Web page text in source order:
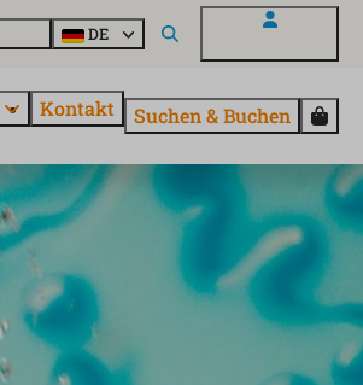
DE
Kontakt Suchen & Buchen